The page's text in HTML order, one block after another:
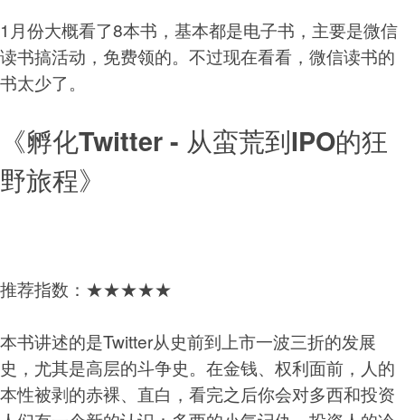
1月份大概看了8本书，基本都是电子书，主要是微信
读书搞活动，免费领的。不过现在看看，微信读书的
书太少了。
《孵化Twitter - 从蛮荒到IPO的狂
野旅程》
推荐指数：★★★★★
本书讲述的是Twitter从史前到上市一波三折的发展
史，尤其是高层的斗争史。在金钱、权利面前，人的
本性被剥的赤裸、直白，看完之后你会对多西和投资